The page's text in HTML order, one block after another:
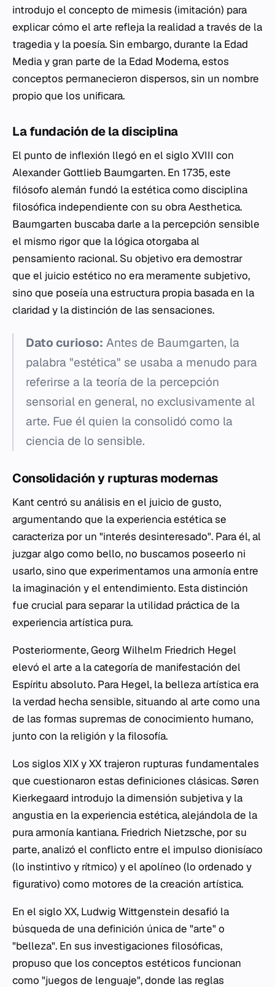
introdujo el concepto de mimesis (imitación) para
explicar cómo el arte refleja la realidad a través de la
tragedia y la poesía. Sin embargo, durante la Edad
Media y gran parte de la Edad Moderna, estos
conceptos permanecieron dispersos, sin un nombre
propio que los unificara.
La fundación de la disciplina
El punto de inflexión llegó en el siglo XVIII con
Alexander Gottlieb Baumgarten. En 1735, este
filósofo alemán fundó la estética como disciplina
filosófica independiente con su obraAesthetica.
Baumgarten buscaba darle a la percepción sensible
el mismo rigor que la lógica otorgaba al
pensamiento racional. Su objetivo era demostrar
que el juicio estético no era meramente subjetivo,
sino que poseía una estructura propia basada en la
claridad y la distinción de las sensaciones.
Dato curioso: Antes de Baumgarten, la
palabra "estética" se usaba a menudo para
referirse a la teoría de la percepción
sensorial en general, no exclusivamente al
arte. Fue él quien la consolidó como la
ciencia de lo sensible.
Consolidación y rupturas modernas
Kant centró su análisis en el juicio de gusto,
argumentando que la experiencia estética se
caracteriza por un "interés desinteresado". Para él, al
juzgar algo como bello, no buscamos poseerlo ni
usarlo, sino que experimentamos una armonía entre
la imaginación y el entendimiento. Esta distinción
fue crucial para separar la utilidad práctica de la
experiencia artística pura.
Posteriormente, Georg Wilhelm Friedrich Hegel
elevó el arte a la categoría de manifestación del
Espíritu absoluto. Para Hegel, la belleza artística era
la verdad hecha sensible, situando al arte como una
de las formas supremas de conocimiento humano,
junto con la religión y la filosofía.
Los siglos XIX y XX trajeron rupturas fundamentales
que cuestionaron estas definiciones clásicas. Søren
Kierkegaard introdujo la dimensión subjetiva y la
angustia en la experiencia estética, alejándola de la
pura armonía kantiana. Friedrich Nietzsche, por su
parte, analizó el conflicto entre el impulso dionisíaco
(lo instintivo y rítmico) y el apolíneo (lo ordenado y
figurativo) como motores de la creación artística.
En el siglo XX, Ludwig Wittgenstein desafió la
búsqueda de una definición única de "arte" o
"belleza". En sus investigaciones filosóficas,
propuso que los conceptos estéticos funcionan
como "juegos de lenguaje", donde las reglas